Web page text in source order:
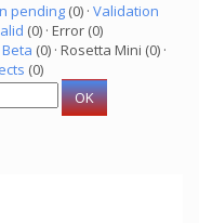
pending (0) · Validation
(0) · Error (0)
(0) · Rosetta Mini (0) ·
(0)